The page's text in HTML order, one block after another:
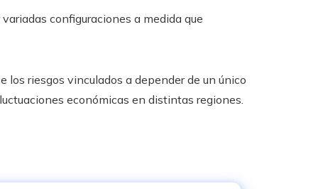
configuraciones a medida que
riesgos vinculados a depender de un único
económicas en distintas regiones.